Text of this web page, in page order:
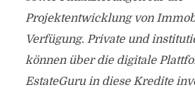
Projektentwicklung von
Verfügung. Private und
können über die digitale
EstateGuru in diese Kredite